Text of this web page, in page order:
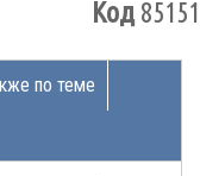
Код85151
по теме